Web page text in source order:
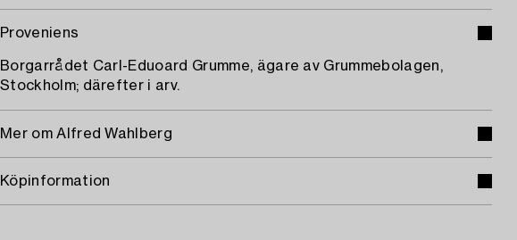
Proveniens
Borgarrådet Carl-Eduoard Grumme, ägare av Grummebolagen,
Stockholm; därefter i arv.
Mer om Alfred Wahlberg
Köpinformation